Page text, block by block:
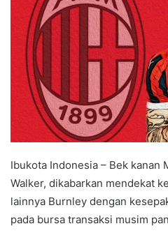
a
l
Ibukota Indonesia – Bek kanan
Walker, dikabarkan mendekat
lainnya Burnley dengan
pada bursa transaksi musim